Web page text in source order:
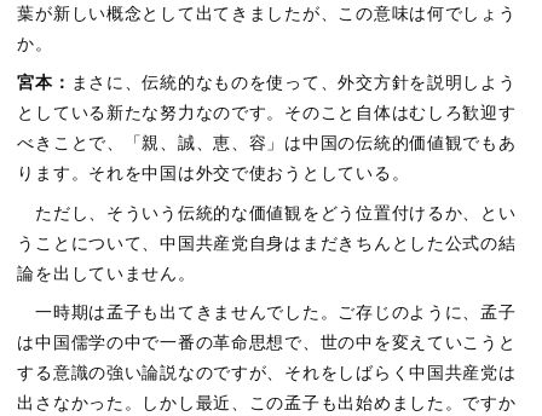
葉が新しい概念として出てきましたが、この意味は何でしょう
か。
宮本： まさに、伝統的なものを使って、外交方針を説明しよう
としている新たな努力なのです。そのこと自体はむしろ歓迎す
べきことで、「親、誠、恵、容」は中国の伝統的価値観でもあ
ります。それを中国は外交で使おうとしている。
ただし、そういう伝統的な価値観をどう位置付けるか、とい
うことについて、中国共産党自身はまだきちんとした公式の結
論を出していません。
一時期は孟子も出てきませんでした。ご存じのように、孟子
は中国儒学の中で一番の革命思想で、世の中を変えていこうと
する意識の強い論説なのですが、それをしばらく中国共産党は
出さなかった。しかし最近、この孟子も出始めました。ですか